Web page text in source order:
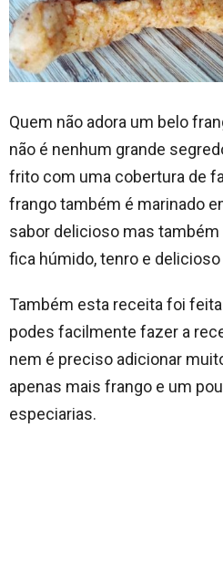
Quem não adora um belo
não é nenhum grande
frito com uma cobertura de
frango também é marinado
sabor delicioso mas
fica húmido, tenro e
Também esta receita foi
podes facilmente fazer a
nem é preciso adicionar
apenas mais frango e um
especiarias.